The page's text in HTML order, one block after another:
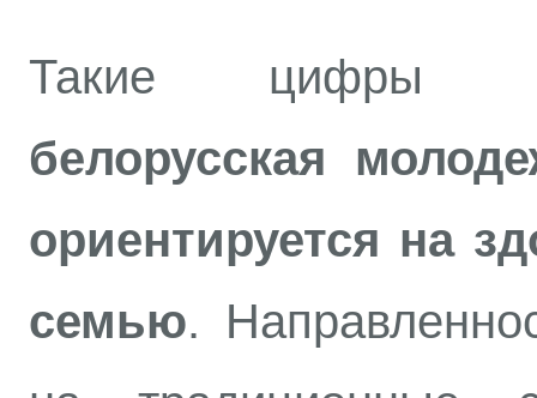
Такие цифры
белорусская
ориентируется на
семью.